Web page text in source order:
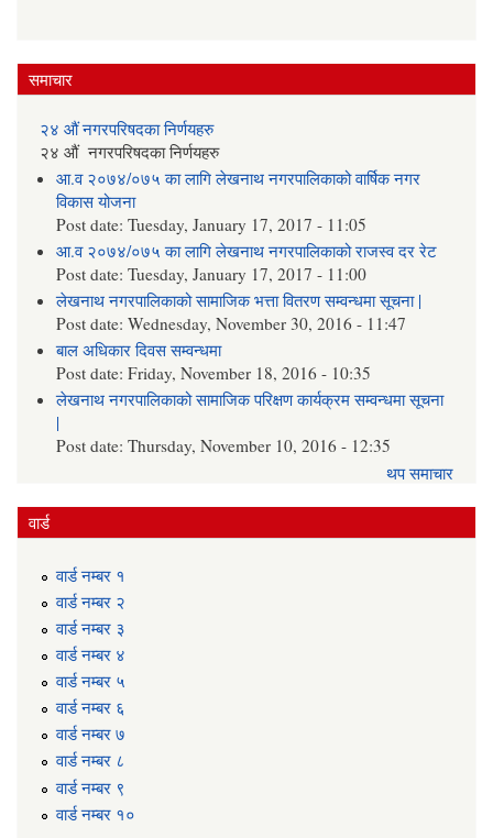
समाचार
२४ औं नगरपरिषदका निर्णयहरु
२४ औं नगरपरिषदका निर्णयहरु
आ.व २०७४/०७५ का लागि लेखनाथ नगरपालिकाको वार्षिक नगर
विकास योजना
Post date:Tuesday, January 17, 2017 - 11:05
आ.व २०७४/०७५ का लागि लेखनाथ नगरपालिकाको राजस्व दर रेट
Post date:Tuesday, January 17, 2017 - 11:00
लेखनाथ नगरपालिकाको सामाजिक भत्ता वितरण सम्वन्धमा सूचना |
Post date:Wednesday, November 30, 2016 - 11:47
बाल अधिकार दिवस सम्वन्धमा
Post date:Friday, November 18, 2016 - 10:35
लेखनाथ नगरपालिकाको सामाजिक परिक्षण कार्यक्रम सम्वन्धमा सूचना
|
Post date:Thursday, November 10, 2016 - 12:35
थप समाचार
वार्ड
वार्ड न‌म्बर १
वार्ड न‌म्बर २
वार्ड न‌म्बर ३
वार्ड न‌म्बर ४
वार्ड न‌म्बर ५
वार्ड न‌म्बर ६
वार्ड न‌म्बर ७
वार्ड न‌म्बर ८
वार्ड न‌म्बर ९
वार्ड न‌म्बर १०